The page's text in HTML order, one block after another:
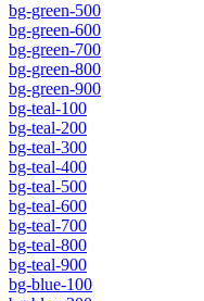
bg-green-500
bg-green-600
bg-green-700
bg-green-800
bg-green-900
bg-teal-100
bg-teal-200
bg-teal-300
bg-teal-400
bg-teal-500
bg-teal-600
bg-teal-700
bg-teal-800
bg-teal-900
bg-blue-100